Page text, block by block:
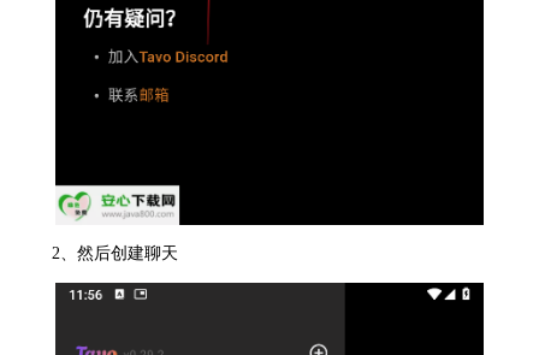
2、然后创建聊天